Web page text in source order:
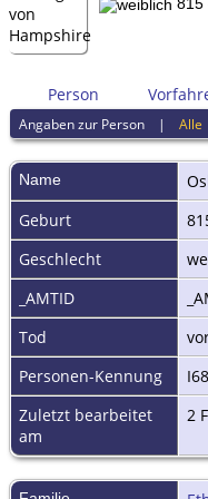
Person
Angaben zur Person |Alle
Name
Geburt
Geschlecht
_AMTID
Tod
Personen-Kennung
Zuletzt bearbeitet
am
2